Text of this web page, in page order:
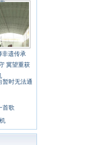
非遗传承
冀望重获
暂时无法通
首歌